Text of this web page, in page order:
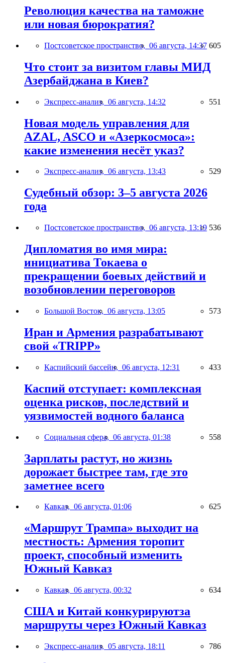
Революция качества на таможне
или новая бюрократия?
Постсоветское пространство, 06 августа, 14:37 605
Что стоит за визитом главы МИД
Азербайджана в Киев?
Экспресс-анализ, 06 августа, 14:32 551
Новая модель управления для
AZAL, ASCO и «Азеркосмоса»:
какие изменения несёт указ?
Экспресс-анализ, 06 августа, 13:43 529
Судебный обзор: 3–5 августа 2026
года
Постсоветское пространство, 06 августа, 13:19 536
Дипломатия во имя мира:
инициатива Токаева о
прекращении боевых действий и
возобновлении переговоров
Большой Восток, 06 августа, 13:05 573
Иран и Армения разрабатывают
свой «TRIPP»
Каспийский бассейн, 06 августа, 12:31 433
Каспий отступает: комплексная
оценка рисков, последствий и
уязвимостей водного баланса
Социальная сфера, 06 августа, 01:38 558
Зарплаты растут, но жизнь
дорожает быстрее там, где это
заметнее всего
Кавказ, 06 августа, 01:06 625
«Маршрут Трампа» выходит на
местность: Армения торопит
проект, способный изменить
Южный Кавказ
Кавказ, 06 августа, 00:32 634
США и Китай конкурируютза
маршруты через Южный Кавказ
Экспресс-анализ, 05 августа, 18:11 786